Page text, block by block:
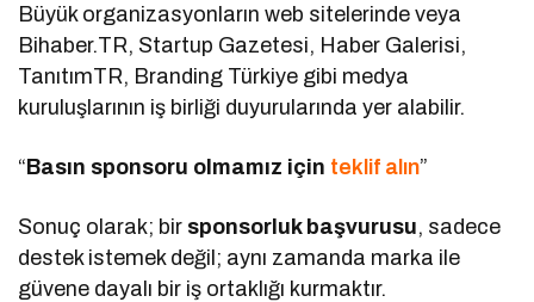
Büyük organizasyonların web sitelerinde veya
Bihaber.TR, Startup Gazetesi, Haber Galerisi,
TanıtımTR, Branding Türkiye gibi medya
kuruluşlarının iş birliği duyurularında yer alabilir.
“Basın sponsoru olmamız için teklif alın”
Sonuç olarak; bir sponsorluk başvurusu, sadece
destek istemek değil; aynı zamanda marka ile
güvene dayalı bir iş ortaklığı kurmaktır.